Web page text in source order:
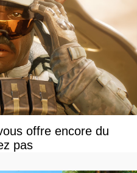
offre encore du
pas